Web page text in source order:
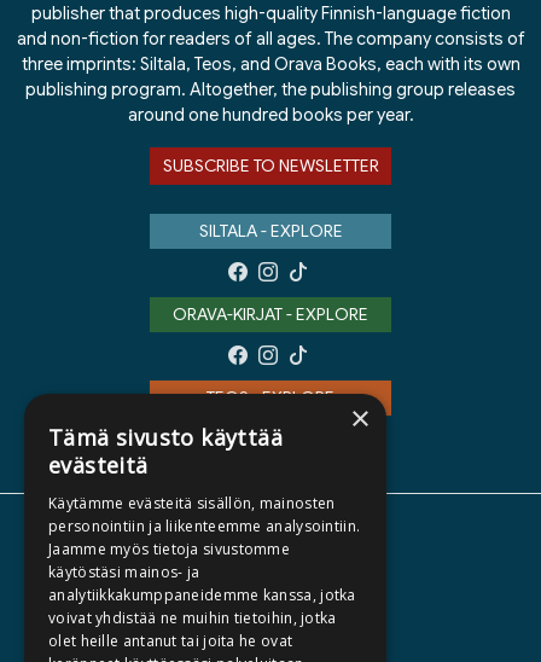
publisher that produces high-quality Finnish-language fiction
and non-fiction for readers of all ages. The company consists of
three imprints: Siltala, Teos, and Orava Books, each with its own
publishing program. Altogether, the publishing group releases
around one hundred books per year.
SUBSCRIBE TO NEWSLETTER
SILTALA - EXPLORE
ORAVA-KIRJAT - EXPLORE
TEOS - EXPLORE
ABOUT US
CATALOGUES
WHAT'S NEW
×
Tämä sivusto käyttää
evästeitä
Käytämme evästeitä sisällön, mainosten
personointiin ja liikenteemme analysointiin.
Jaamme myös tietoja sivustomme
käytöstäsi mainos- ja
analytiikkakumppaneidemme kanssa, jotka
voivat yhdistää ne muihin tietoihin, jotka
olet heille antanut tai joita he ovat